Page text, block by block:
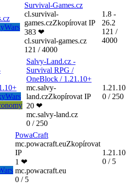
Survival-Games.cz
cl.survival-
games.czZkopírovat IP
383 ❤
cl.survival-games.cz
121 / 4000
1.8 -
26.2
121 /
4000
Salvy-Land.cz -
Survival RPG /
OneBlock / 1.21.10+
mc.salvy-
land.czZkopírovat IP
20 ❤
mc.salvy-land.cz
0 / 250
1.21.10
0 / 250
PowaCraft
mc.powacraft.euZkopírovat
IP
1 ❤
mc.powacraft.eu
0 / 5
1.21.10
0 / 5